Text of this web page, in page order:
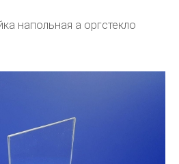
напольная а оргстекло